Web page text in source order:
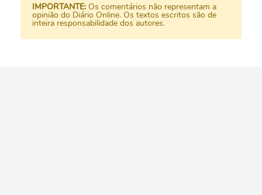
IMPORTANTE: Os comentários não representam a
opinião do Diário Online. Os textos escritos são de
inteira responsabilidade dos autores.